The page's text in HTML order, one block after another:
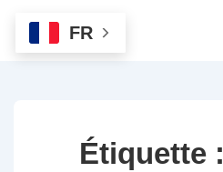
FR
Étiquette :